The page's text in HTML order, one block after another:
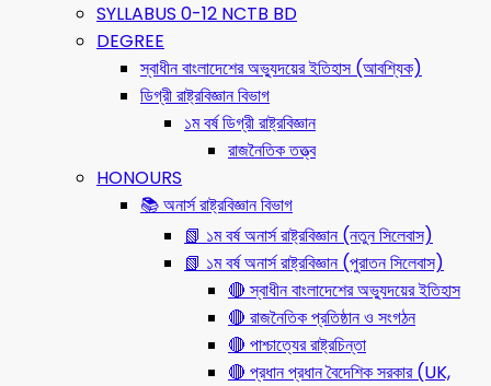
SYLLABUS 0-12 NCTB BD
DEGREE
স্বাধীন বাংলাদেশের অভ্যুদয়ের ইতিহাস (আবশ্যিক)
ডিগ্রী রাষ্ট্রবিজ্ঞান বিভাগ
১ম বর্ষ ডিগ্রী রাষ্ট্রবিজ্ঞান
রাজনৈতিক তত্ত্ব
HONOURS
📚 অনার্স রাষ্ট্রবিজ্ঞান বিভাগ
📗 ১ম বর্ষ অনার্স রাষ্ট্রবিজ্ঞান (নতুন সিলেবাস)
📗 ১ম বর্ষ অনার্স রাষ্ট্রবিজ্ঞান (পুরাতন সিলেবাস)
🔴 স্বাধীন বাংলাদেশের অভ্যুদয়ের ইতিহাস
🔴 রাজনৈতিক প্রতিষ্ঠান ও সংগঠন
🔴 পাশ্চাত্যের রাষ্ট্রচিন্তা
🔴 প্রধান প্রধান বৈদেশিক সরকার (UK,